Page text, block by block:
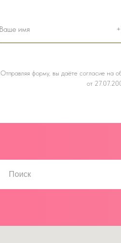
Отправляя форму, вы даёте согласие на
от